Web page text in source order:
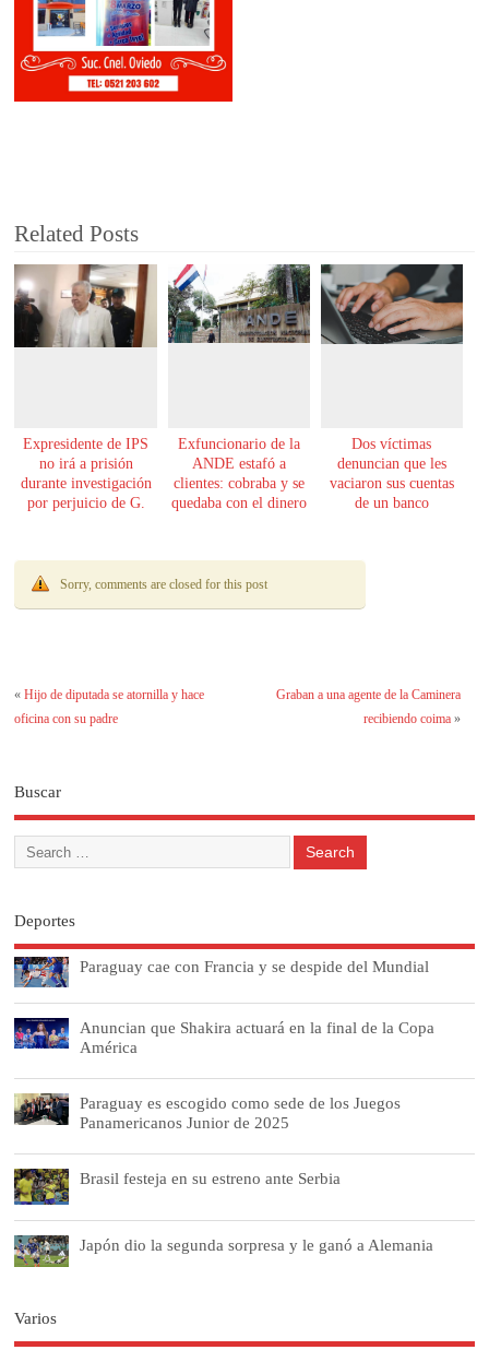
Related Posts
Expresidente de IPS
no irá a prisión
durante investigación
por perjuicio de G.
Exfuncionario de la
ANDE estafó a
clientes: cobraba y se
quedaba con el dinero
Dos víctimas
denuncian que les
vaciaron sus cuentas
de un banco
Sorry, comments are closed for this post
«Hijo de diputada se atornilla y hace
oficina con su padre
Graban a una agente de la Caminera
recibiendo coima»
Buscar
Deportes
Paraguay cae con Francia y se despide del Mundial
Anuncian que Shakira actuará en la final de la Copa
América
Paraguay es escogido como sede de los Juegos
Panamericanos Junior de 2025
Brasil festeja en su estreno ante Serbia
Japón dio la segunda sorpresa y le ganó a Alemania
Varios